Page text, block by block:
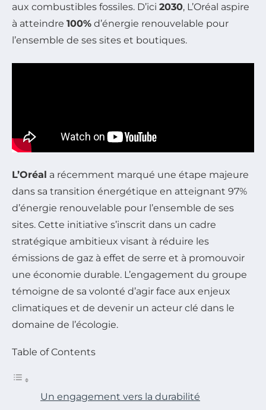
aux combustibles fossiles. D’ici 2030, L’Oréal aspire
à atteindre 100% d’énergie renouvelable pour
l’ensemble de ses sites et boutiques.
L’Oréal a récemment marqué une étape majeure
dans sa transition énergétique en atteignant 97%
d’énergie renouvelable pour l’ensemble de ses
sites. Cette initiative s’inscrit dans un cadre
stratégique ambitieux visant à réduire les
émissions de gaz à effet de serre et à promouvoir
une économie durable. L’engagement du groupe
témoigne de sa volonté d’agir face aux enjeux
climatiques et de devenir un acteur clé dans le
domaine de l’écologie.
Table of Contents
Un engagement vers la durabilité